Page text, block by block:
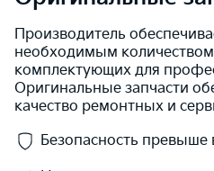
Производитель
необходимым количеством
комплектующих для
Оригинальные запчасти
качество ремонтных и
Безопасность превыше